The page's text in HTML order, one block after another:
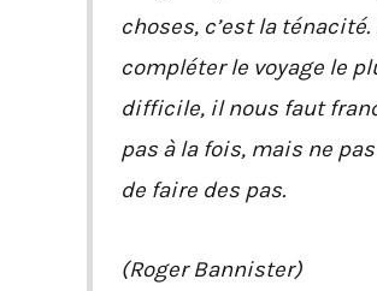
choses, c’est la ténacité.
compléter le voyage le
difficile, il nous faut
pas à la fois, mais ne
de faire des pas.
(Roger Bannister)